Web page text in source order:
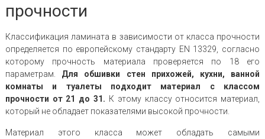
прочности
Классификация ламината в зависимости от класса прочности
определяется по европейскому стандарту EN 13329, согласно
которому прочность материала проверяется по 18 его
параметрам. Для обшивки стен прихожей, кухни, ванной
комнаты и туалеты подходит материал с классом
прочности от 21 до 31. К этому классу относится материал,
который не обладает показателями высокой прочности.
Материал этого класса может обладать самыми